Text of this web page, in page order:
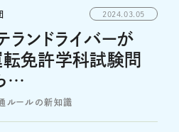
2024.03.05
ランドライバーが
転免許学科試験問
…
ルールの新知識